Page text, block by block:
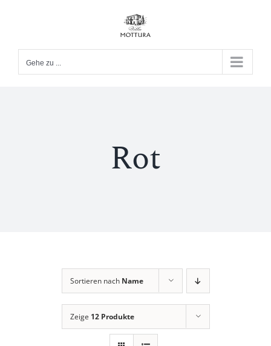
Gehe zu ...
Rot
Sortieren nach Name
Zeige 12 Produkte